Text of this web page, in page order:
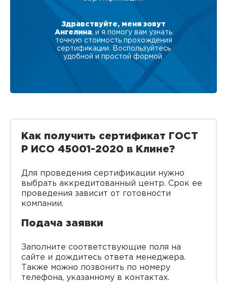
Здравствуйте, меня зовут
Ангелина , и я помогу вам узнать
точную стоимость прохождения
сертификации. Воспользуйтесь
удобной и простой формой.
Как получить сертификат ГОСТ
Р ИСО 45001-2020 в Клине?
Для проведения сертификации нужно
выбрать аккредитованный центр. Срок ее
проведения зависит от готовности
компании.
Подача заявки
Заполните соответствующие поля на
сайте и дождитесь ответа менеджера.
Также можно позвонить по номеру
телефона, указанному в контактах.